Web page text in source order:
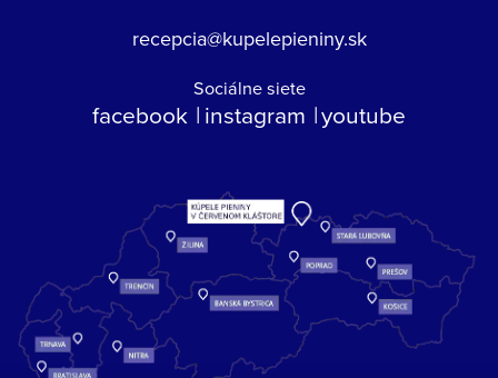
recepcia@kupelepieniny.sk
Sociálne siete
facebook instagram youtube